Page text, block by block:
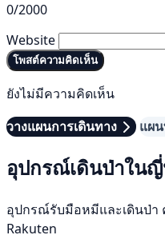
0/2000
Website
โพสต์ความคิดเห็น
ยังไม่มีความคิดเห็น
วางแผนการเดินทาง
แผ
อุปกรณ์เดินป่าใน
อุปกรณ์รับมือหมีและเดินป่า
Rakuten